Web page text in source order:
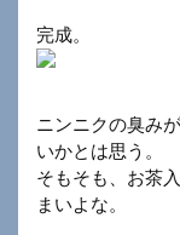
完成。
ニンニクの臭み
いかとは思う。
そもそも、お茶
まいよな。